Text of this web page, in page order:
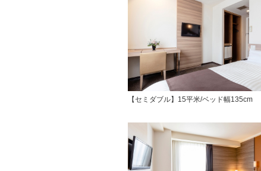
【セミダブル】15平米/ベッド幅135cm